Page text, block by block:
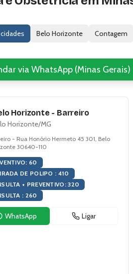
Belo Horizonte Contagem
via WhatsApp (Minas Gerais)
Horizonte - Barreiro
Horizonte/MG
- Rua Honório Hermeto 45 301, Belo
30640-110
: 60
DE POLIPO : 410
+ PREVENTIVO :320
: 260
WhatsApp Ligar